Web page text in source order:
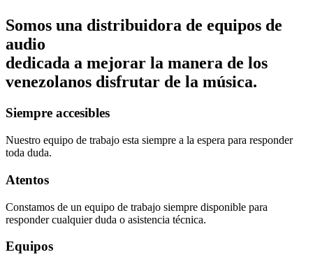
Somos una distribuidora de equipos de
audio
dedicada a mejorar la manera de los
venezolanos disfrutar de la música.
Siempre accesibles
Nuestro equipo de trabajo esta siempre a la espera para responder
toda duda.
Atentos
Constamos de un equipo de trabajo siempre disponible para
responder cualquier duda o asistencia técnica.
Equipos